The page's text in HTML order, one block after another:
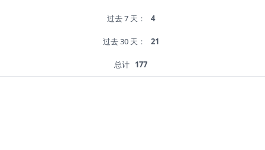
过去 7 天： 4
过去 30 天： 21
总计 177